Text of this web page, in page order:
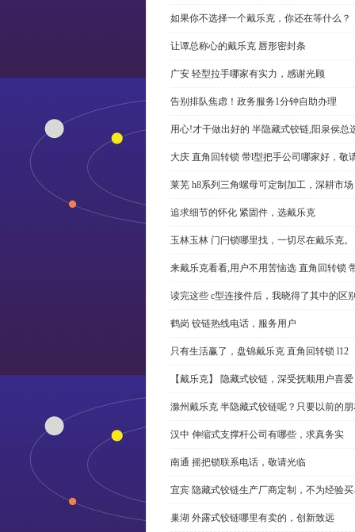
如果你不选择一个戴乐克，你还在等什么？
让谭总称心的戴乐克 唇形密封条
广安 轻型拉手哪家有实力，感谢光顾
告别排队焦虑！政务服务1分钟自助办理
用心!才干做出好的 半隐藏式铰链,阳泉侯总
大庆 直角回转锁 带l型把手公司哪家好，敬
莱芜 h8系列三角螺母可定制加工，深耕市场
追求细节的怀化 紧固件，选戴乐克
玉林玉林 门闩锁哪里找，一切尽在戴乐克。
来戴乐克看看,用户不用苦恼选 直角回转锁
读完这些 c型连接件后，我晓得了其中的区
鹤岗 铰链热线电话，服务用户
只有生活赢了，盘锦戴乐克 直角回转锁 l12
【戴乐克】 隐藏式铰链，深受抚顺用户喜
滁州戴乐克 半隐藏式铰链呢？只要以前的
汉中 伸缩式支撑杆公司有哪些，求真务实
南通 摇把锁联系电话，敬请光临
宜宾 隐藏式铰链生产厂商定制，不为经验
巢湖 外露式铰链哪里有卖的，创新致远